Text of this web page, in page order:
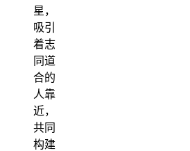
星，
吸引
着志
同道
合的
人靠
近，
共同
构建